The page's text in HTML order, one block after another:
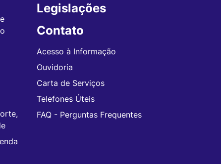
Legislações
Contato
Acesso à Informação
Ouvidoria
Carta de Serviços
Telefones Úteis
FAQ - Perguntas Frequentes